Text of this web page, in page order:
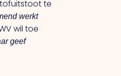
te
werkt
wil toe
geef